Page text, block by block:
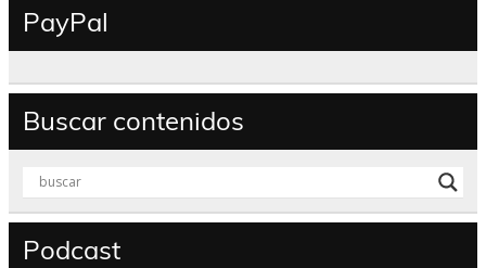
PayPal
Buscar contenidos
Podcast